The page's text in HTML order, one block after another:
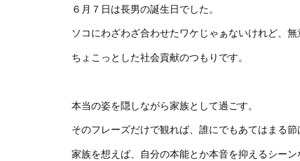
６月７日は長男の誕生日でした。
ソコにわざわざ合わせたワケじゃぁないけれど、無
ちょこっとした社会貢献のつもりです。
本当の姿を隠しながら家族として過ごす。
そのフレーズだけで観れば、誰にでもあてはまる節
家族を想えば、自分の本能とか本音を抑えるシーン